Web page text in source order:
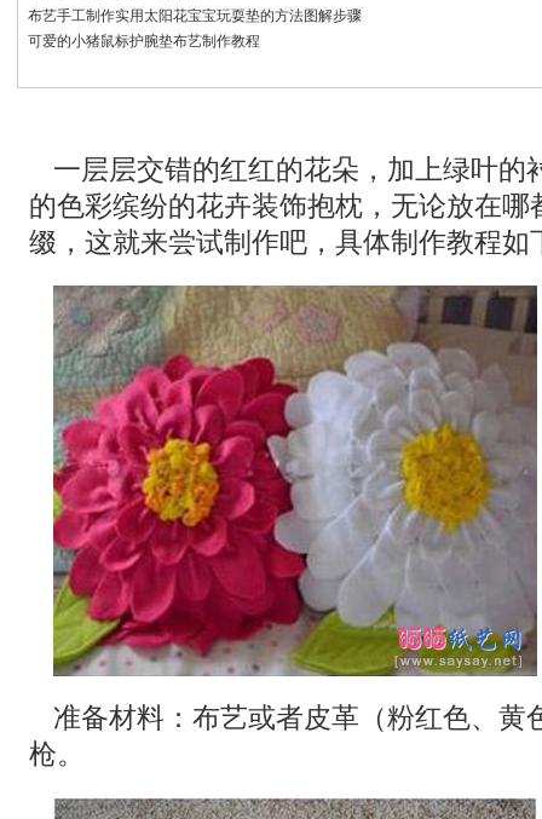
布艺手工制作实用太阳花宝宝玩耍垫的方法图解步骤
可爱的小猪鼠标护腕垫布艺制作教程
一层层交错的红红的花朵，加上绿叶的
的色彩缤纷的花卉装饰抱枕，无论放在哪
缀，这就来尝试制作吧，具体制作教程如
准备材料：布艺或者皮革（粉红色、黄
枪。